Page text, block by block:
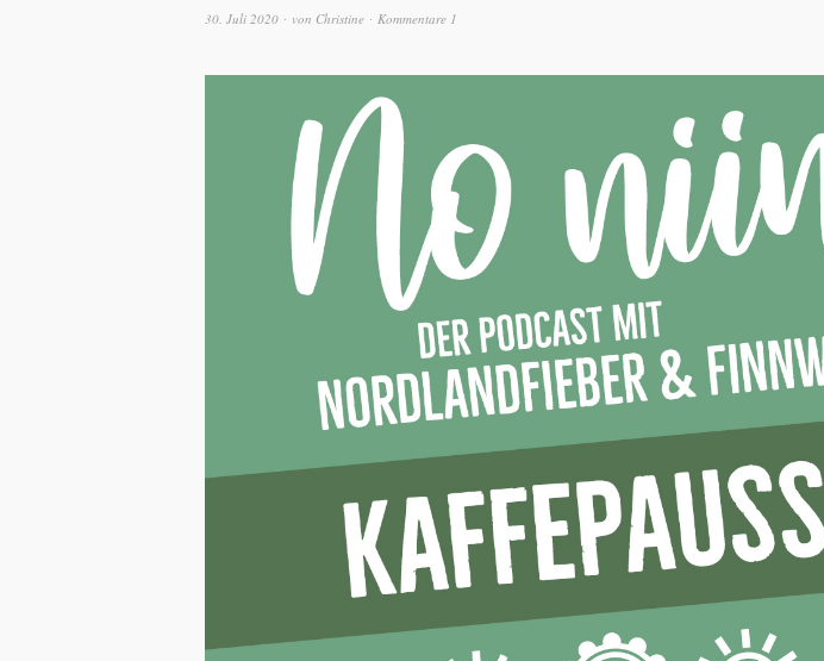
30. Juli 2020 von Christine Kommentare 1